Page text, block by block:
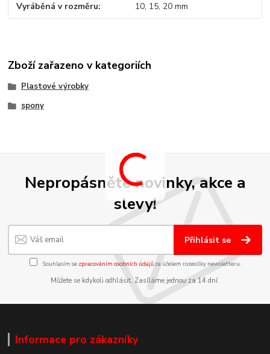
Vyráběná v rozměru 10, 15, 20 mm
Zboží zařazeno v kategoriích
Plastové výrobky
spony
Nepropásněte novinky, akce a
slevy!
Přihlásit se
Souhlasím se zpracováním osobních údajůza účelem rozesílky newsletteru.
Můžete se kdykoli odhlásit. Zasíláme jednou za 14 dní.
Informace pro zákazníky